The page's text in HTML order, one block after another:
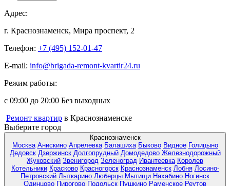
Адрес:
г. Краснознаменск, Мира проспект, 2
Телефон: +7 (495) 152-01-47
E-mail: info@brigada-remont-kvartir24.ru
Режим работы:
с 09:00 до 20:00 Без выходных
Ремонт квартир в Краснознаменске
Выберите город
Краснознаменск
Москва Анискино Апрелевка Балашиха Быково Видное Голицыно
Дедовск Дзержинск Долгопрудный Домодедово Железнодорожный
Жуковский Звенигород Зеленоград Ивантеевка Королев
Котельники Красково Красногорск Краснознаменск Лобня Лосино-
Петровский Лыткарино Люберцы Мытищи Нахабино Ногинск
Одинцово Пирогово Подольск Пушкино Раменское Реутов